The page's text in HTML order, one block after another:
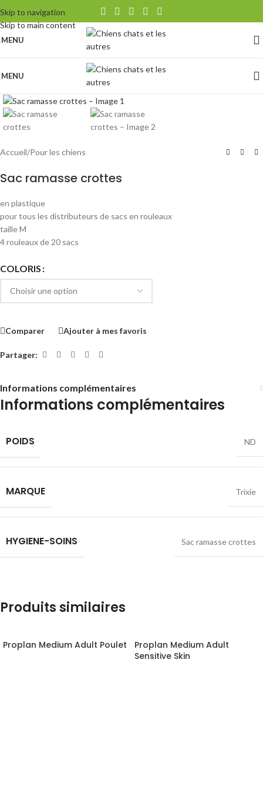
Skip to navigation
Skip to main content
MENU
MENU
Accueil/Pour les chiens
Sac ramasse crottes
en plastique
pour tous les distributeurs de sacs en rouleaux
taille M
4 rouleaux de 20 sacs
COLORIS
Comparer Ajouter à mes favoris
Partager:
Informations complémentaires
Informations complémentaires
POIDS ND
MARQUE Trixie
HYGIENE-SOINS Sac ramasse crottes
Produits similaires
Proplan Medium Adult Poulet
Proplan Medium Adult
Sensitive Skin